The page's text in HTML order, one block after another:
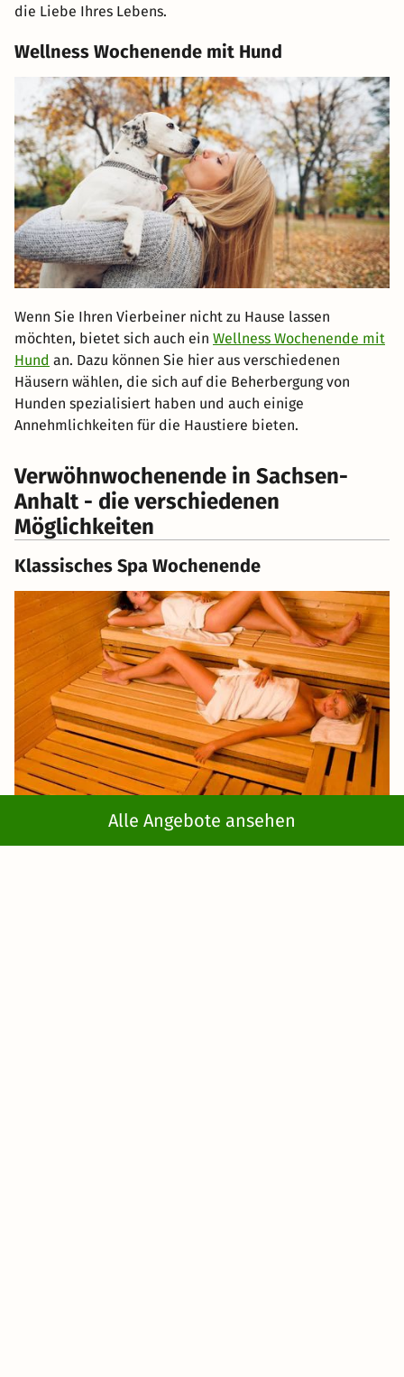
Alle Angebote ansehen
die Liebe Ihres Lebens.
Wellness Wochenende mit Hund
Wenn Sie Ihren Vierbeiner nicht zu Hause lassen
möchten, bietet sich auch ein Wellness Wochenende mit
Hund an. Dazu können Sie hier aus verschiedenen
Häusern wählen, die sich auf die Beherbergung von
Hunden spezialisiert haben und auch einige
Annehmlichkeiten für die Haustiere bieten.
Verwöhnwochenende in Sachsen-
Anhalt - die verschiedenen
Möglichkeiten
Klassisches Spa Wochenende
Wenn Sie sich für ein klassisches Spa- bzw.